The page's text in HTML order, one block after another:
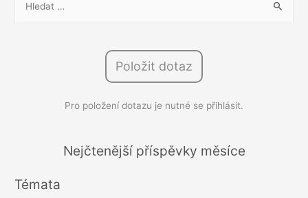
hodnocení
í
Položit dotaz
Pro položení dotazu je nutné se přihlásit.
Nejčtenější příspěvky měsíce
Témata